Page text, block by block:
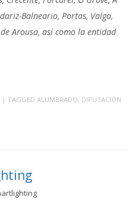
Balneario, Portas, Valga,
Arousa, así como la entidad
| TAGGED ALUMBRADO, DIPUTACIÓN